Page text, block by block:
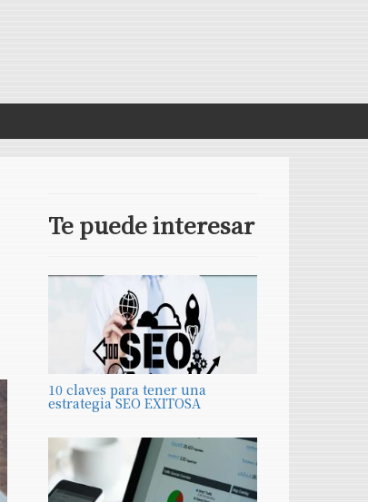
Te puede interesar
10 claves para tener una
estrategia SEO EXITOSA